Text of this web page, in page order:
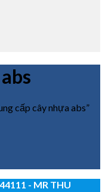
cấp cây nhựa abs”
- MR THU